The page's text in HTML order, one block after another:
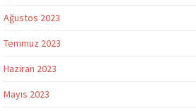
Ağustos 2023
Temmuz 2023
Haziran 2023
Mayıs 2023